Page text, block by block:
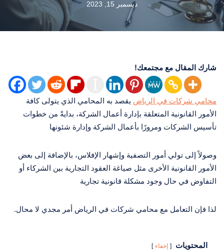
ديسمبر 15, 2023
شارك المقال مع مجتمعك!
محامي شركات في الرياض يقصد به المحامي الذي يتولى كافة
الأمور القانونية المتعلقة بإدارة أعمال الشركة، بدايةً من خطوات
تأسيس الشركات ومرورًا بأعمال الشركة وإدارة شئونها
وصولاً إلى تولي أمور التصفية وإشهار الإفلاس، بالإضافة إلى بعض
الأمور القانونية الأخرى مثل صياغة العقود التجارية بين الشركاء أو
التفاوض في حال وجود مشكلة قانونية تجارية
لذا فإن التعامل مع محامي شركات في الرياض أمر مجدي لا محال.
المحتويات إخفاء